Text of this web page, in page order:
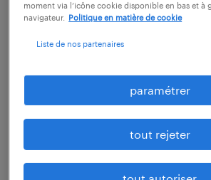
descriptif du poste
e du maintien et de la
installations du site, en
maintenance des moyens de
des installations générales.
moment via l’icône cookie disponible en bas et à
navigateur.
Politique en matière de cookie
Liste de nos partenaires
paramétrer
tout rejeter